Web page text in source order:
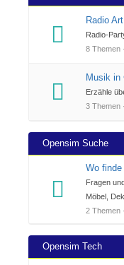
Radio
Radio-
8 Themen
Musik in
Erzähle
3 Themen
Opensim Suche
Wo
Fragen
Möbel,
2 Themen
Opensim Tech